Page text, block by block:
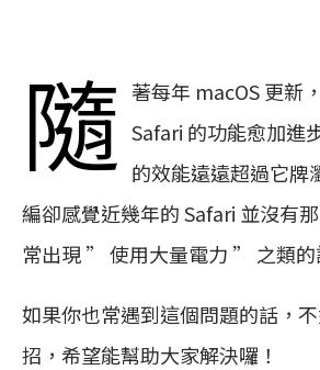
隨 著每年 macOS 更新
Safari 的功能愈加進
的效能遠遠超過它牌
編卻感覺近幾年的 Safari 並沒有
常出現 ” 使用大量電力 ” 之類的
如果你也常遇到這個問題的話，
招，希望能幫助大家解決囉！